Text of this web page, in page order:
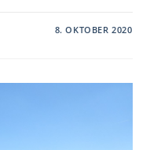
8. OKTOBER 2020